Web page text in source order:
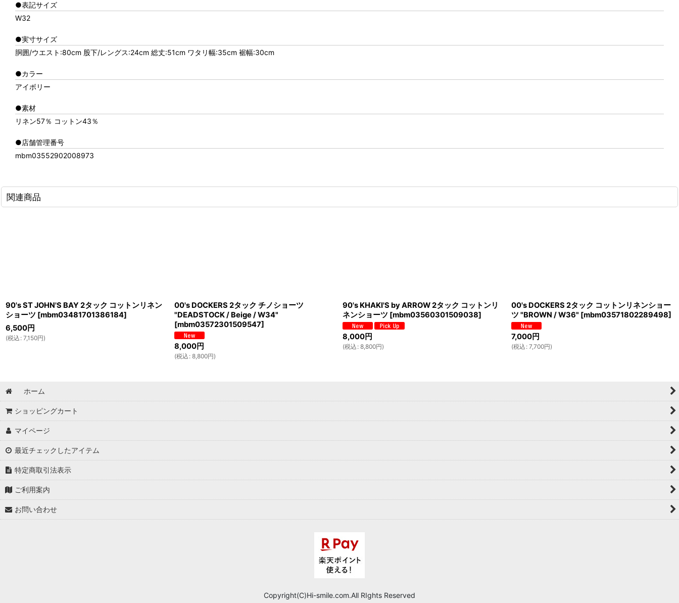
●表記サイズ
W32
●実寸サイズ
胴囲/ウエスト:80cm 股下/レングス:24cm 総丈:51cm ワタリ幅:35cm 裾幅:30cm
●カラー
アイボリー
●素材
リネン57％ コットン43％
●店舗管理番号
mbm03552902008973
関連商品
90's ST JOHN'S BAY 2タック コットンリネン
ショーツ [mbm03481701386184]
6,500円
(税込 : 7,150円)
00's DOCKERS 2タック チノショーツ
"DEADSTOCK / Beige / W34"
[mbm03572301509547]
8,000円
(税込 : 8,800円)
90's KHAKI'S by ARROW 2タック コットンリ
ネンショーツ [mbm03560301509038]
8,000円
(税込 : 8,800円)
00's DOCKERS 2タック コットンリネンショー
ツ "BROWN / W36" [mbm03571802289498]
7,000円
(税込 : 7,700円)
ホーム
ショッピングカート
マイページ
最近チェックしたアイテム
特定商取引法表示
ご利用案内
お問い合わせ
Copyright(C)Hi-smile.com.All RIghts Reserved